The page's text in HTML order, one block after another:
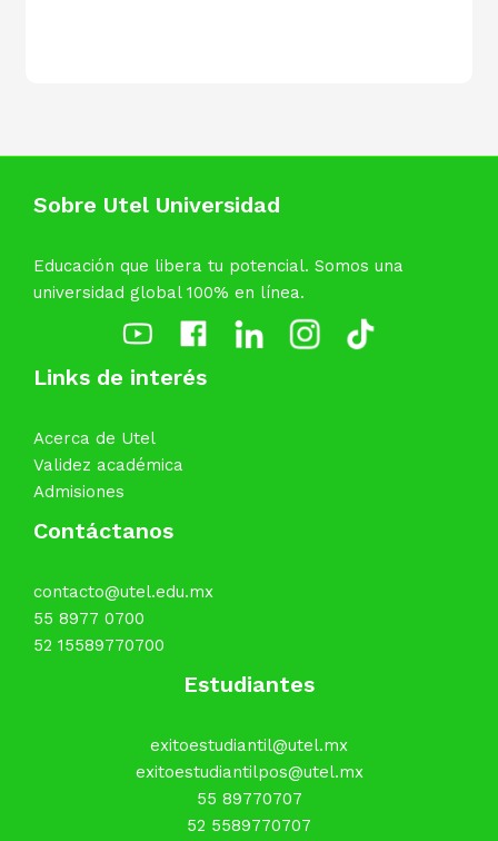
Sobre Utel Universidad
Educación que libera tu potencial. Somos una
universidad global 100% en línea.
Links de interés
Acerca de Utel
Validez académica
Admisiones
Contáctanos
contacto@utel.edu.mx
55 8977 0700
52 15589770700
Estudiantes
exitoestudiantil@utel.mx
exitoestudiantilpos@utel.mx
55 89770707
52 5589770707